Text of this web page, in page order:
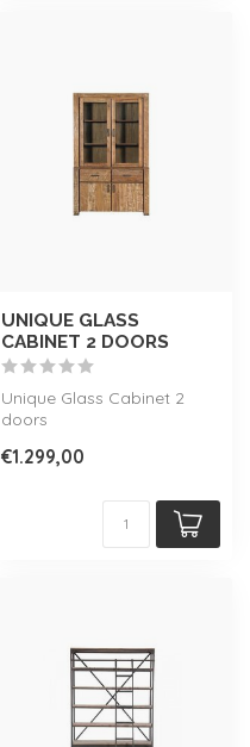
UNIQUE GLASS
CABINET 2 DOORS
Unique Glass Cabinet 2
doors
€1.299,00